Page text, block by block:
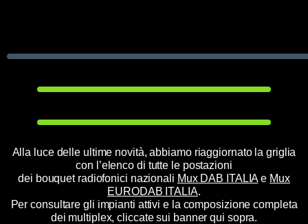
Alla luce delle ultime novità, abbiamo riaggiornato la griglia
con l’elenco di tutte le postazioni
dei bouquet radiofonici nazionali Mux DAB ITALIAe Mux
EURODAB ITALIA.
Per consultare gli impianti attivi e la composizione completa
dei multiplex, cliccate sui banner qui sopra.